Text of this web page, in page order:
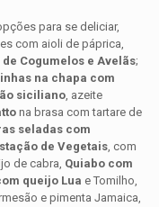
para se deliciar,
com aioli de páprica,
Cogumelos e Avelãs;
na chapa com
siciliano, azeite
na brasa com tartare de
seladas com
de Vegetais, com
de cabra, Quiabo com
queijo Lua e Tomilho,
e pimenta Jamaica,